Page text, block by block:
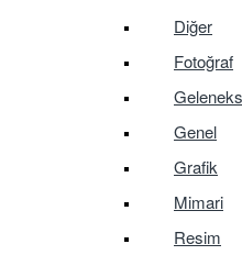
Diğer
Fotoğraf
Genel
Grafik
Mimari
Resim